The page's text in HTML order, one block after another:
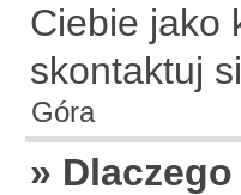
Ciebie jako
skontaktuj
Góra
»